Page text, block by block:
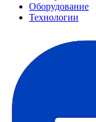
Оборудование
Технологии